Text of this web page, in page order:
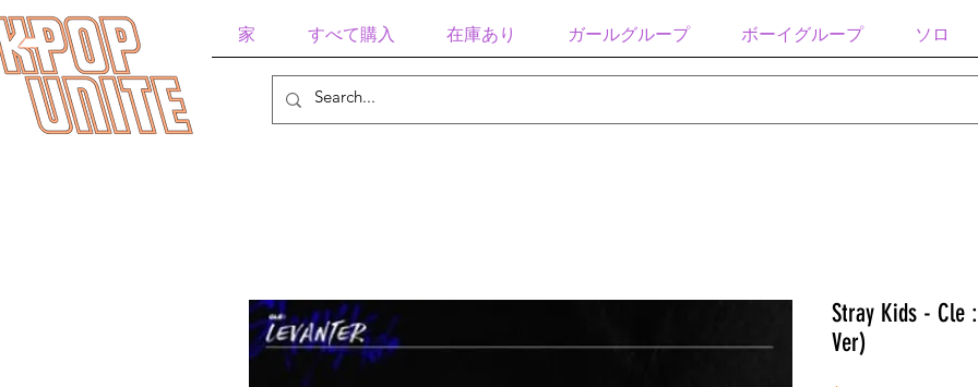
家 すべて購入 在庫あり ガールグループ ボーイグループ ソロ
Stray Kids - Cle :
Ver)